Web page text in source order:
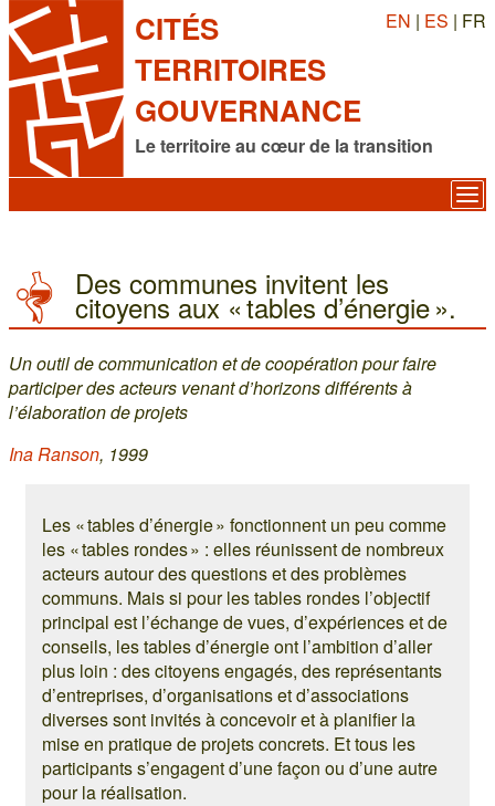
CITÉS
TERRITOIRES
GOUVERNANCE
Le territoire au cœur de la transition
EN | ES | FR
Des communes invitent les
citoyens aux « tables d’énergie ».
Un outil de communication et de coopération pour faire
participer des acteurs venant d’horizons différents à
l’élaboration de projets
Ina Ranson, 1999
Les « tables d’énergie » fonctionnent un peu comme
les « tables rondes » : elles réunissent de nombreux
acteurs autour des questions et des problèmes
communs. Mais si pour les tables rondes l’objectif
principal est l’échange de vues, d’expériences et de
conseils, les tables d’énergie ont l’ambition d’aller
plus loin : des citoyens engagés, des représentants
d’entreprises, d’organisations et d’associations
diverses sont invités à concevoir et à planifier la
mise en pratique de projets concrets. Et tous les
participants s’engagent d’une façon ou d’une autre
pour la réalisation.